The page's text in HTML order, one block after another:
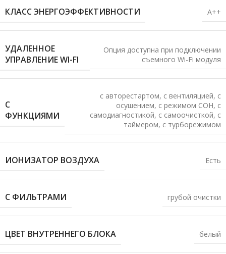
КЛАСС ЭНЕРГОЭФФЕКТИВНОСТИ A++
УДАЛЕННОЕ
УПРАВЛЕНИЕ WI-FI
Опция доступна при подключении
съемного Wi-Fi модуля
С
ФУНКЦИЯМИ
с авторестартом, с вентиляцией, с
осушением, с режимом СОН, с
самодиагностикой, с самоочисткой, с
таймером, с турборежимом
ИОНИЗАТОР ВОЗДУХА Есть
С ФИЛЬТРАМИ грубой очистки
ЦВЕТ ВНУТРЕННЕГО БЛОКА белый